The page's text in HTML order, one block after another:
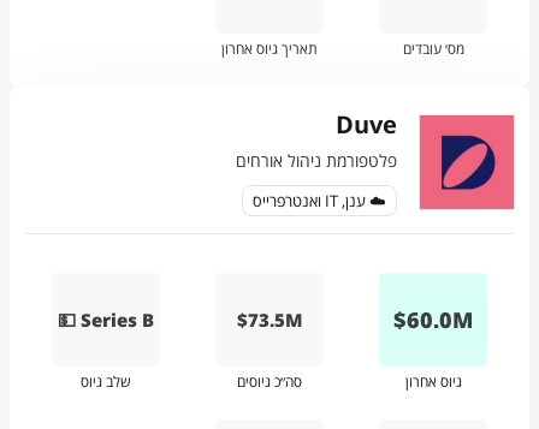
מס׳ עובדים תאריך גיוס אחרון
Duve
פלטפורמת ניהול אורחים
☁️ ענן, IT ואנטרפרייס
M
60.0
$
גיוס אחרון
$73.5M
סה״כ גיוסים
💵 Series B
שלב גיוס